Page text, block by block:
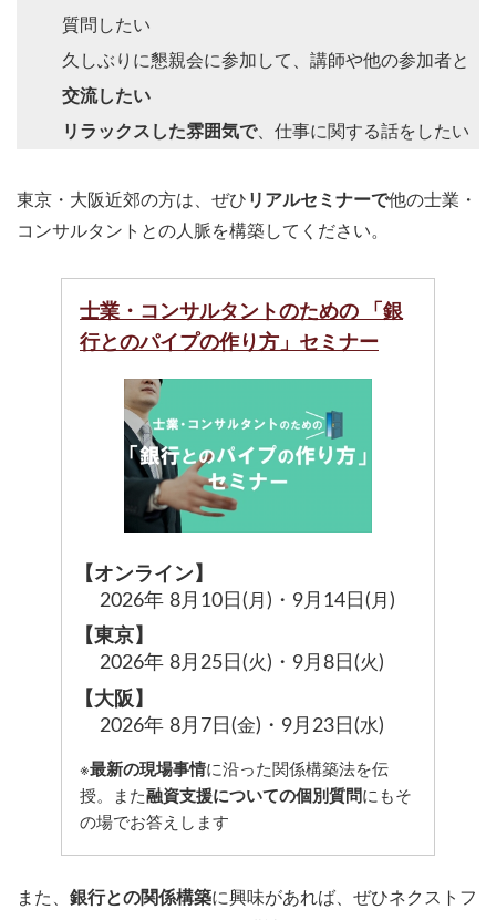
質問したい
久しぶりに懇親会に参加して、講師や他の参加者と
交流したい
リラックスした雰囲気で、仕事に関する話をしたい
東京・大阪近郊の方は、ぜひ リアルセミナーで他の士業・
コンサルタントとの人脈を構築してください。
士業・コンサルタントのための 「銀
行とのパイプの作り方」セミナー
【オンライン】
2026年 8月10日( 月 ) ・9月14日( 月 )
【東京】
2026年 8月25日(火) ・9月8日(火)
【大阪】
2026年 8月7日(金) ・9月23日(水)
※最新の現場事情に沿った関係構築法を伝
授。また融資支援についての個別質問 にもそ
の場でお答えします
また、 銀行との関係構築に興味があれば、ぜひネクストフ